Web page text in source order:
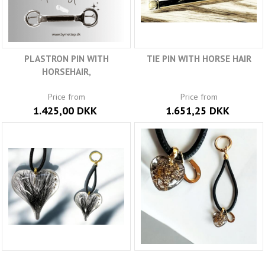
PLASTRON PIN WITH
HORSEHAIR,
Price from
1.425,00 DKK
TIE PIN WITH HORSE HAIR
Price from
1.651,25 DKK